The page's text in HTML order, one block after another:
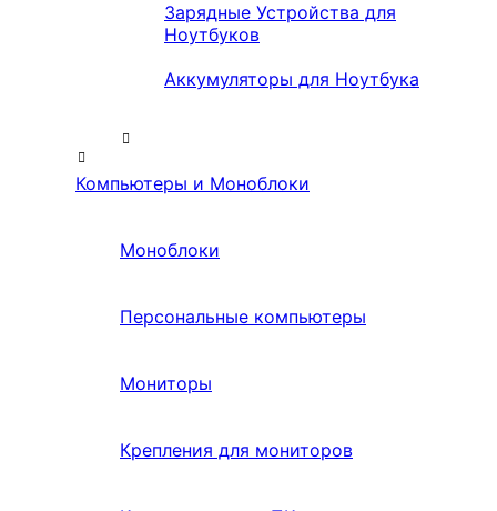
Зарядные Устройства для
Ноутбуков
Аккумуляторы для Ноутбука
Компьютеры и Моноблоки
Моноблоки
Персональные компьютеры
Мониторы
Крепления для мониторов